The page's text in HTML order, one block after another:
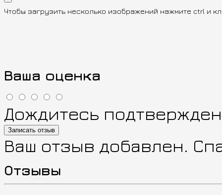
Чтобы загрузить несколько изображений нажмите ctrl и
Ваша оценка
Дождитесь
Записать отзыв
Ваш отзыв добавлен.
Отзывы